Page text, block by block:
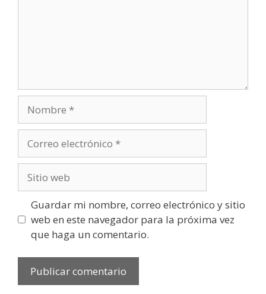
electrónico
web
Guardar mi nombre, correo electrónico y sitio
web en este navegador para la próxima vez
que haga un comentario.